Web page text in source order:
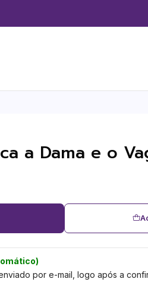
a Dama e o
por e-mail, logo após a